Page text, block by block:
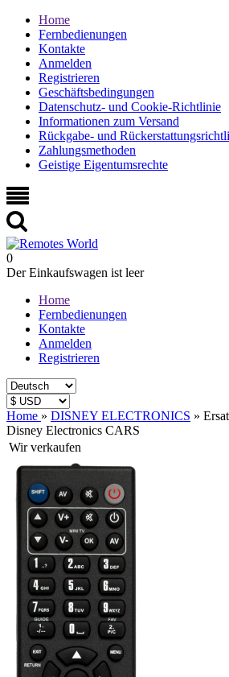
Home
Fernbedienungen
Kontakte
Anmelden
Registrieren
Geschäftsbedingungen
Datenschutz- und Cookie-Richtlinie
Informationen zum Versand
Rückgabe- und
Zahlungsmethoden
Geistige Eigentumsrechte
0
Der Einkaufswagen ist leer
Home
Fernbedienungen
Kontakte
Anmelden
Registrieren
Home » DISNEY ELECTRONICS »
Disney Electronics CARS
Wir verkaufen